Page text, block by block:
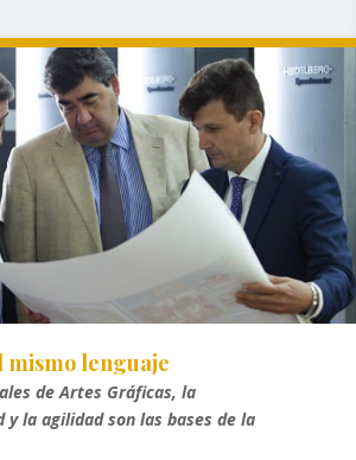
mismo lenguaje
de Artes Gráficas, la
y la agilidad son las bases de la